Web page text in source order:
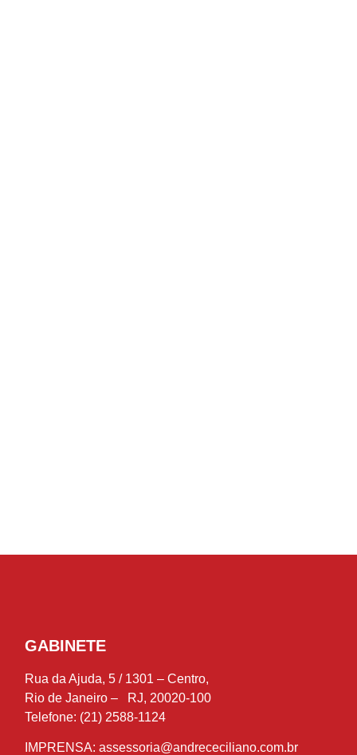
GABINETE
Rua da Ajuda, 5 / 1301 – Centro,
Rio de Janeiro – RJ, 20020-100
Telefone: (21) 2588-1124
IMPRENSA: assessoria@andrececiliano.com.br